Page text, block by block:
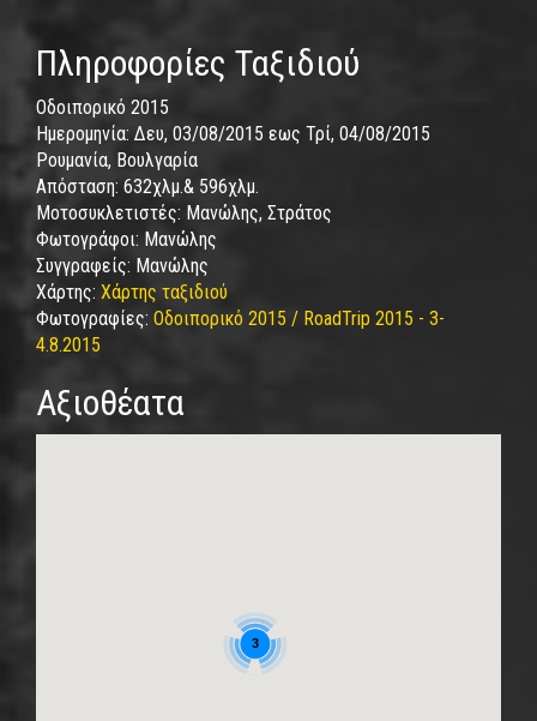
Πληροφορίες Ταξιδιού
Οδοιπορικό 2015
Ημερομηνία: Δευ, 03/08/2015 εως Τρί, 04/08/2015
Ρουμανία, Βουλγαρία
Απόσταση: 632χλμ.& 596χλμ.
Μοτοσυκλετιστές: Μανώλης, Στράτος
Φωτογράφοι: Μανώλης
Συγγραφείς: Μανώλης
Χάρτης: Χάρτης ταξιδιού
Φωτογραφίες: Οδοιπορικό 2015 / RoadTrip 2015 - 3-
4.8.2015
Αξιοθέατα
3